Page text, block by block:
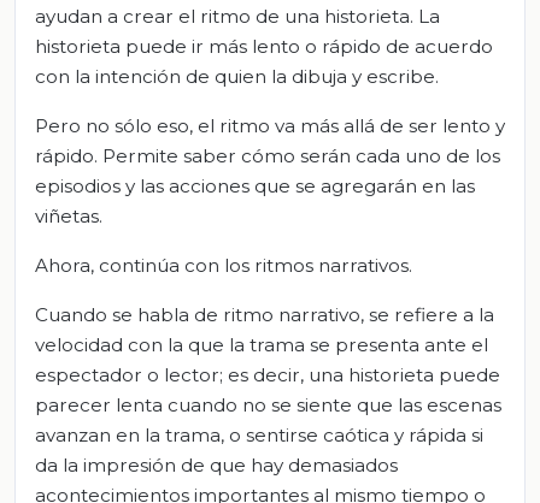
ayudan a crear el ritmo de una historieta. La
historieta puede ir más lento o rápido de acuerdo
con la intención de quien la dibuja y escribe.
Pero no sólo eso, el ritmo va más allá de ser lento y
rápido. Permite saber cómo serán cada uno de los
episodios y las acciones que se agregarán en las
viñetas.
Ahora, continúa con los ritmos narrativos.
Cuando se habla de ritmo narrativo, se refiere a la
velocidad con la que la trama se presenta ante el
espectador o lector; es decir, una historieta puede
parecer lenta cuando no se siente que las escenas
avanzan en la trama, o sentirse caótica y rápida si
da la impresión de que hay demasiados
acontecimientos importantes al mismo tiempo o